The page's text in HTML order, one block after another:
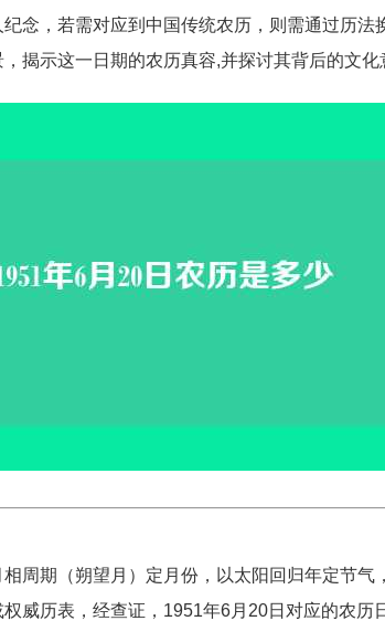
念，若需对应到中国传统农历，则需通过历法
揭示这一日期的农历真容,并探讨其背后的文化
周期（朔望月）定月份，以太阳回归年定节气
威历表，经查证，1951年6月20日对应的农历